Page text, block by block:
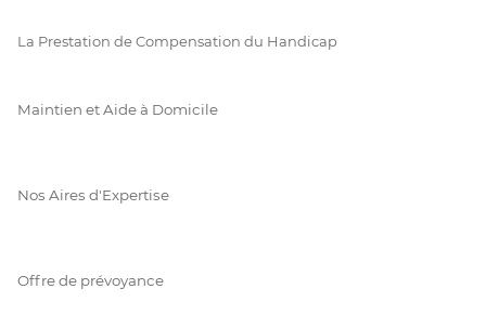
La Prestation de Compensation du Handicap
Maintien et Aide à Domicile
Nos Aires d'Expertise
Offre de prévoyance